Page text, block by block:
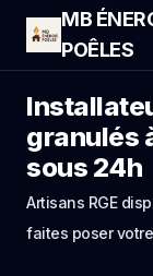
MB
POÊLES
granulés
sous 24h
Artisans RGE
faites poser